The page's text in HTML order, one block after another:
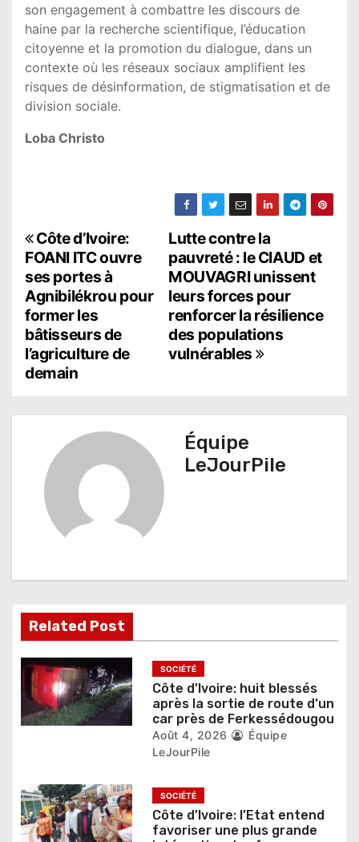
son engagement à combattre les discours de
haine par la recherche scientifique, l’éducation
citoyenne et la promotion du dialogue, dans un
contexte où les réseaux sociaux amplifient les
risques de désinformation, de stigmatisation et de
division sociale.
Loba Christo
N
a
v
i
g
e
l
’
a
r
t
c
l
Lutte contre la
pauvreté : le CIAUD et
MOUVAGRI unissent
leurs forces pour
renforcer la résilience
des populations
vulnérables
Côte d’Ivoire:
FOANI ITC ouvre
ses portes à
Agnibilékrou pour
former les
bâtisseurs de
l’agriculture de
demain
Équipe
LeJourPile
Related Post
SOCIÉTÉ
Côte d’Ivoire: huit blessés
après la sortie de route d’un
car près de Ferkessédougou
Août 4, 2026
Équipe
LeJourPile
SOCIÉTÉ
Côte d’Ivoire: l’Etat entend
favoriser une plus grande